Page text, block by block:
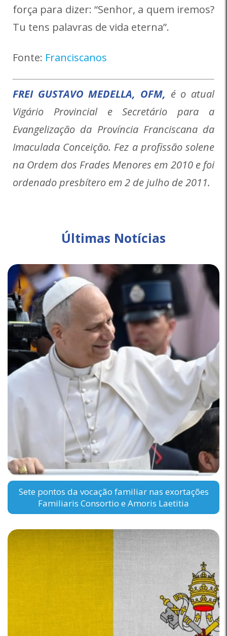
força para dizer: “Senhor, a quem iremos?
Tu tens palavras de vida eterna”.
Fonte: Franciscanos
FREI GUSTAVO MEDELLA, OFM, é o atual
Vigário Provincial e Secretário para a
Evangelização da Província Franciscana da
Imaculada Conceição. Fez a profissão solene
na Ordem dos Frades Menores em 2010 e foi
ordenado presbítero em 2 de julho de 2011.
Últimas Notícias
Sete pontos da vocação familiar nas exortações
Familiaris Consortio e Amoris Laetitia